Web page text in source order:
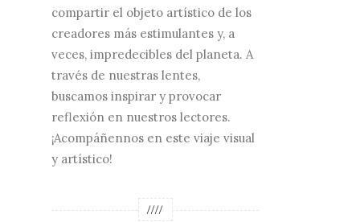
compartir el objeto artístico de los
creadores más estimulantes y, a
veces, impredecibles del planeta. A
través de nuestras lentes,
buscamos inspirar y provocar
reflexión en nuestros lectores.
¡Acompáñennos en este viaje visual
y artístico!
////